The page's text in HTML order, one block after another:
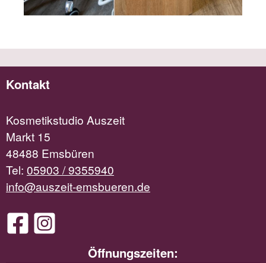
Kontakt
Kosmetikstudio Auszeit
Markt 15
48488 Emsbüren
Tel: 05903 / 9355940
info@auszeit-emsbueren.de
Öffnungszeiten: